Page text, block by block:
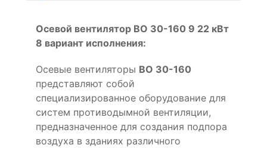
Осевой вентилятор ВО 30-160 9 22 кВт
8 вариант исполнения:
Осевые вентиляторы ВО 30-160
представляют собой
специализированное оборудование для
систем противодымной вентиляции,
предназначенное для создания подпора
воздуха в зданиях различного